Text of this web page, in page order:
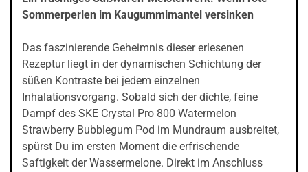
Sommerperlen im Kaugummimantel versinken
Das faszinierende Geheimnis dieser erlesenen
Rezeptur liegt in der dynamischen Schichtung der
süßen Kontraste bei jedem einzelnen
Inhalationsvorgang. Sobald sich der dichte, feine
Dampf des SKE Crystal Pro 800 Watermelon
Strawberry Bubblegum Pod im Mundraum ausbreitet,
spürst Du im ersten Moment die erfrischende
Saftigkeit der Wassermelone. Direkt im Anschluss